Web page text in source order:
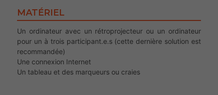
MATÉRIEL
Un ordinateur avec un rétroprojecteur ou un ordinateur
pour un à trois participant.e.s (cette dernière solution est
recommandée)
Une connexion Internet
Un tableau et des marqueurs ou craies